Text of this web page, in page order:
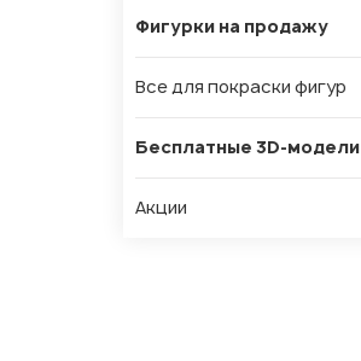
Фигурки на продажу
Все для покраски фигур
Бесплатные 3D-модели
Акции